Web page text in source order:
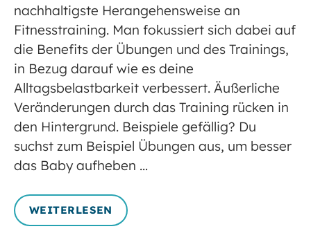
nachhaltigste Herangehensweise an
Fitnesstraining. Man fokussiert sich dabei auf
die Benefits der Übungen und des Trainings,
in Bezug darauf wie es deine
Alltagsbelastbarkeit verbessert. Äußerliche
Veränderungen durch das Training rücken in
den Hintergrund. Beispiele gefällig? Du
suchst zum Beispiel Übungen aus, um besser
das Baby aufheben …
WEITERLESEN